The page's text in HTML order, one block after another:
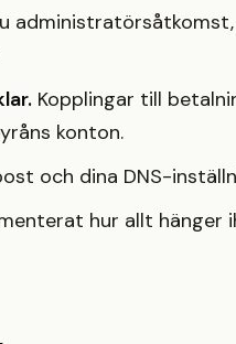
Kopplingar till
konton.
och dina DNS-
hur allt